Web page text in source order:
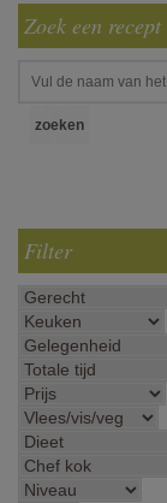
Zoek een recept
Filter